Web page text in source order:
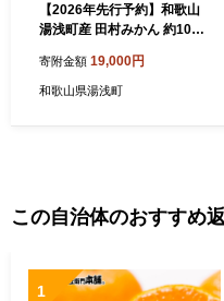
【2026年先行予約】和歌山
湯浅町産 田村みかん 約10kg
寄附金額 19,000円
和歌山県湯浅町
この自治体のおすすめ
1